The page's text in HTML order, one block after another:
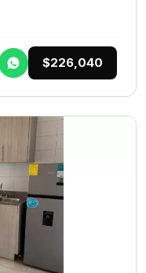
$226,040